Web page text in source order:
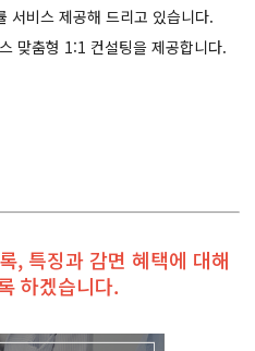
서비스 제공해 드리고 있습니다.
맞춤형 1:1 컨설팅을 제공합니다.
, 특징과 감면 혜택에 대해
하겠습니다.